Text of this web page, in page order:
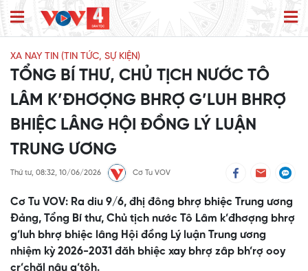
XA NAY TIN (TIN TỨC, SỰ KIỆN)
TỔNG BÍ THƯ, CHỦ TỊCH NƯỚC TÔ
LÂM K’ĐHƠỢNG BHRỢ G’LUH BHRỢ
BHIỆC LÂNG HỘI ĐỒNG LÝ LUẬN
TRUNG ƯƠNG
Thứ tư, 08:32, 10/06/2026 Cơ Tu VOV
Cơ Tu VOV: Ra diu 9/6, đhị đông bhrợ bhiệc Trung ương
Đảng, Tổng Bí thư, Chủ tịch nước Tô Lâm k’đhơợng bhrợ
g’luh bhrợ bhiệc lâng Hội đồng Lý luận Trung ương
nhiệm kỳ 2026-2031 đăh bhiệc xay bhrợ zâp bh’rợ ooy
cr’chăl nâu a’tôh.